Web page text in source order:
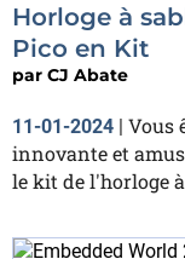
Horloge à
Pico en Kit
par CJ Abate
11-01-2024 | Vous
innovante et
le kit de l'horloge